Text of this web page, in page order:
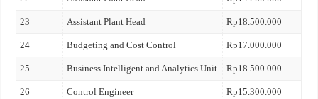
23 Assistant Plant Head Rp18.500.000
24 Budgeting and Cost Control Rp17.000.000
25 Business Intelligent and Analytics Unit Rp18.500.000
26 Control Engineer Rp15.300.000